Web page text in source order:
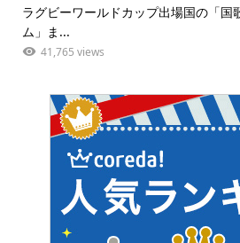
ラグビーワールドカップ出場国の「国
ム」ま...
41,765 views